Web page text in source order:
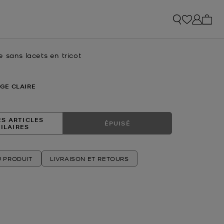
sans lacets en tricot
CLAIRE
ARTICLES
ÉPUISÉ
PRODUIT LIVRAISON ET RETOURS